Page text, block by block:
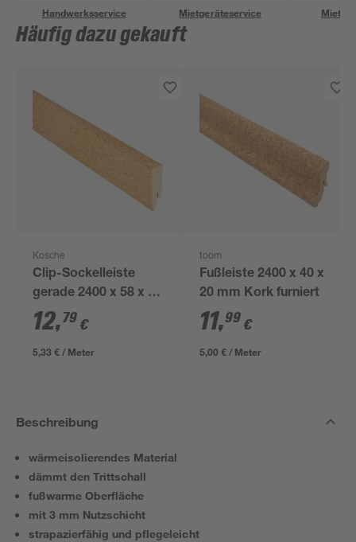
Handwerksservice Mietgeräteservice
Häufig dazu gekauft
Kosche
Clip-Sockelleiste
gerade 2400 x 58 x 16
mm Kork
12,79 €
5,33 € / Meter
toom
Fußleiste 2400 x 40 x
20 mm Kork furniert
11,99 €
5,00 € / Meter
Beschreibung
wärmeisolierendes Material
dämmt den Trittschall
fußwarme Oberfläche
mit 3 mm Nutzschicht
strapazierfähig und pflegeleicht